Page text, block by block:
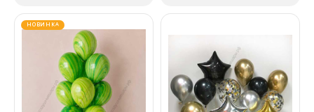
НОВИНКА